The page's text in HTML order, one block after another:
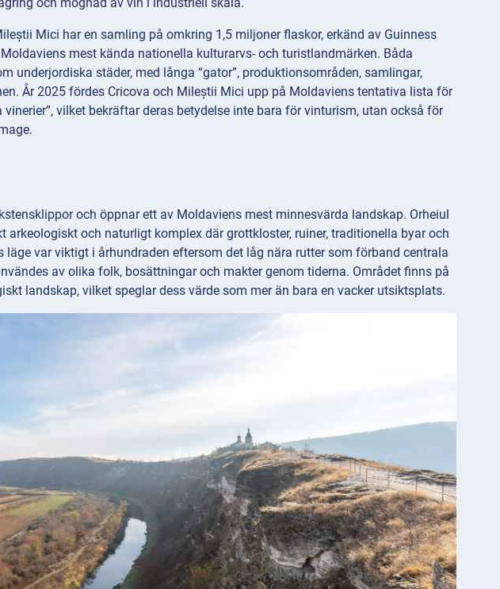
Mici har en samling på omkring 1,5 miljoner flaskor, erkänd av Guinness
mest kända nationella kulturarvs- och turistlandmärken. Båda
underjordiska städer, med långa “gator”, produktionsområden, samlingar,
År 2025 fördes Cricova och Mileștii Mici upp på Moldaviens tentativa lista för
vilket bekräftar deras betydelse inte bara för vinturism, utan också för
och öppnar ett av Moldaviens mest minnesvärda landskap. Orheiul
och naturligt komplex där grottkloster, ruiner, traditionella byar och
var viktigt i århundraden eftersom det låg nära rutter som förband centrala
av olika folk, bosättningar och makter genom tiderna. Området finns på
landskap, vilket speglar dess värde som mer än bara en vacker utsiktsplats.